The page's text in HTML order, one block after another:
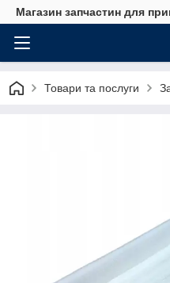
Магазин запчастин для
Товари та послуги